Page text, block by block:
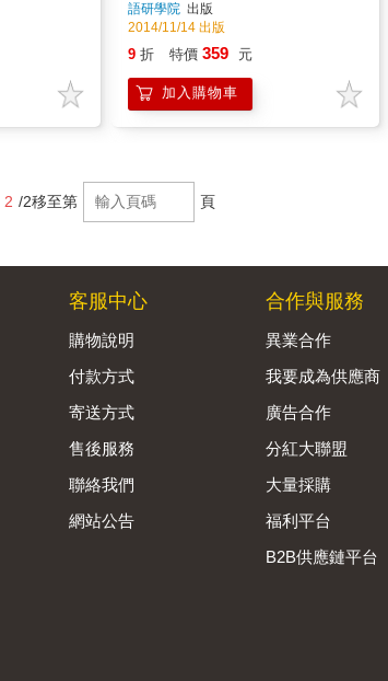
能學單字
語研學院 出版
2014/11/14 出版
9 折 特價 359 元
加入購物車
2 /2移至第 頁
客服中心
購物說明
付款方式
寄送方式
售後服務
聯絡我們
網站公告
合作與服務
異業合作
我要成為供應商
廣告合作
分紅大聯盟
大量採購
福利平台
B2B供應鏈平台